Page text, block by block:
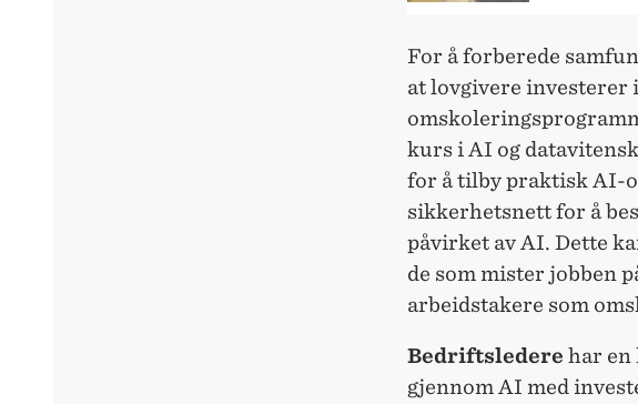
For å forberede
at lovgivere investerer
kurs i AI og
for å tilby praktisk AI-
sikkerhetsnett for å
påvirket av AI. Dette
de som mister jobben
arbeidstakere som
Bedriftsledere har en
gjennom AI med